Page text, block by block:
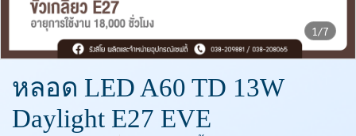
1/7
หลอด LED A60 TD 13W
Daylight E27 EVE